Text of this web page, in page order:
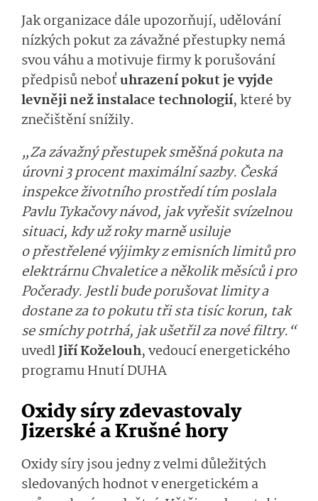
Jak organizace dále upozorňují, udělování
nízkých pokut za závažné přestupky nemá
svou váhu a motivuje firmy k porušování
předpisů neboťuhrazení pokut je vyjde
levněji než instalace technologií, které by
znečištění snížily.
„Za závažný přestupek směšná pokuta na
úrovni 3 procent maximální sazby. Česká
inspekce životního prostředí tím poslala
Pavlu Tykačovy návod, jak vyřešit svízelnou
situaci, kdy už roky marně usiluje
o přestřelené výjimky z emisních limitů pro
elektrárnu Chvaletice a několik měsíců i pro
Počerady. Jestli bude porušovat limity a
dostane za to pokutu tři sta tisíc korun, tak
se smíchy potrhá, jak ušetřil za nové filtry.“
uvedlJiří Koželouh, vedoucí energetického
programu Hnutí DUHA
Oxidy síry zdevastovaly
Jizerské a Krušné hory
Oxidy síry jsou jedny z velmi důležitých
sledovaných hodnot v energetickém a